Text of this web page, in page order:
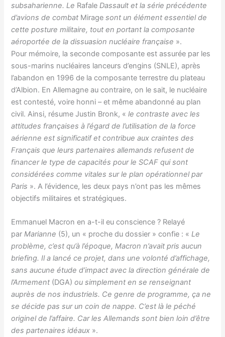
subsaharienne. Le RafaleDassault et la série précédente
d’avions de combat Mirage sont un élément essentiel de
cette posture militaire, tout en portant la composante
aéroportée de la dissuasion nucléaire française ».
Pour mémoire, la seconde composante est assurée par les
sous-marins nucléaires lanceurs d’engins (SNLE), après
l’abandon en 1996 de la composante terrestre du plateau
d’Albion. En Allemagne au contraire, on le sait, le nucléaire
est contesté, voire honni – et même abandonné au plan
civil. Ainsi, résume Justin Bronk, «le contraste avec les
attitudes françaises à l’égard de l’utilisation de la force
aérienne est significatif et contribue aux craintes des
Français que leurs partenaires allemands refusent de
financer le type de capacités pour le SCAF qui sont
considérées comme vitales sur le plan opérationnel par
Paris ». A l’évidence, les deux pays n’ont pas les mêmes
objectifs militaires et stratégiques.
Emmanuel Macron en a-t-il eu conscience ? Relayé
parMarianne (5), un « proche du dossier » confie : «Le
problème, c’est qu’à l’époque, Macron n’avait pris aucun
briefing. Il a lancé ce projet, dans une volonté d’affichage,
sans aucune étude d’impact avec la direction générale de
l’Armement (DGA) ou simplement en se renseignant
auprès de nos industriels. Ce genre de programme, ça ne
se décide pas sur un coin de nappe. C’est là le péché
originel de l’affaire. Car les Allemands sont bien loin d’être
des partenaires idéaux ».